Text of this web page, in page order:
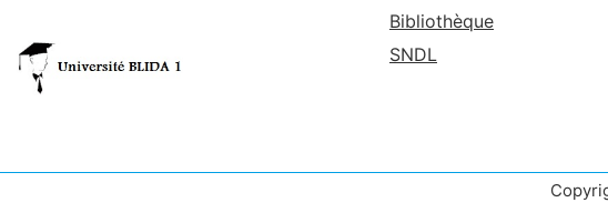
Bibliothèque
SNDL